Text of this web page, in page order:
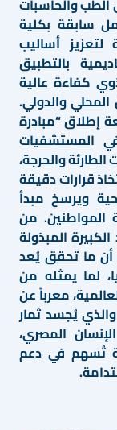
بعد افتتاح 9 معامل سابقة بكلية
أساليب
بالتطبيق
كفاءة عالية
والدولي.
إطلاق “مبادرة
المستشفيات
والحرجة،
قرارات دقيقة
ويرسخ مبدأ
المواطنين. من
المبذولة
أن ما تحقق يُعد
لما يمثله من
معرباً عن
يُجسد ثمار
المصري،
تُسهم في دعم